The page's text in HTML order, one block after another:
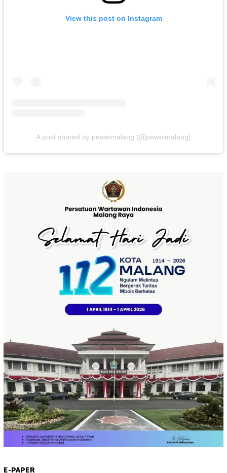
View this post on Instagram
A post shared by peweimalang (@peweimalang)
E-PAPER